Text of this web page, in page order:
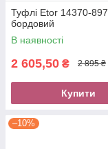
Туфлі Etor 14370-
бордовий
В наявності
2 605,50 ₴ 2 895 ₴
Купити
–10%